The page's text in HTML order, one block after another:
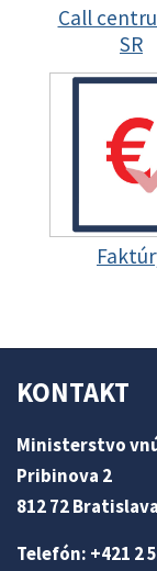
Call
SR
KONTAKT
Ministerstvo
Pribinova 2
812 72 Bratislava
Telefón: +421 2